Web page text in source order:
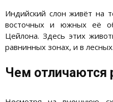
Индийский слон живёт на
восточных и южных её
Цейлона. Здесь этих
равнинных зонах, и в лесных.
Чем